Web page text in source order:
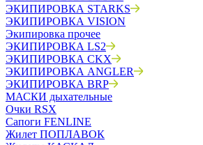
ЭКИПИРОВКА STARKS
ЭКИПИРОВКА VISION
Экипировка прочее
ЭКИПИРОВКА LS2
ЭКИПИРОВКА CKX
ЭКИПИРОВКА ANGLER
ЭКИПИРОВКА BRP
МАСКИ дыхательные
Очки RSX
Сапоги FENLINE
Жилет ПОПЛАВОК